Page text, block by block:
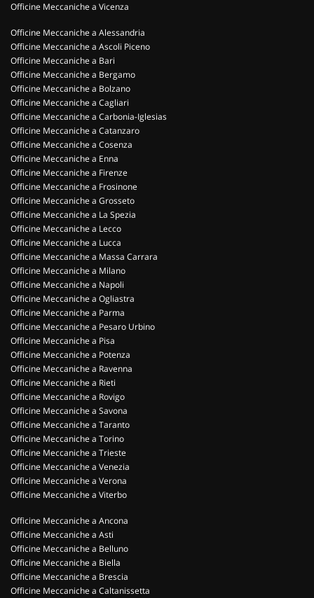
Officine Meccaniche a Vicenza
Officine Meccaniche a Alessandria
Officine Meccaniche a Ascoli Piceno
Officine Meccaniche a Bari
Officine Meccaniche a Bergamo
Officine Meccaniche a Bolzano
Officine Meccaniche a Cagliari
Officine Meccaniche a Carbonia-Iglesias
Officine Meccaniche a Catanzaro
Officine Meccaniche a Cosenza
Officine Meccaniche a Enna
Officine Meccaniche a Firenze
Officine Meccaniche a Frosinone
Officine Meccaniche a Grosseto
Officine Meccaniche a La Spezia
Officine Meccaniche a Lecco
Officine Meccaniche a Lucca
Officine Meccaniche a Massa Carrara
Officine Meccaniche a Milano
Officine Meccaniche a Napoli
Officine Meccaniche a Ogliastra
Officine Meccaniche a Parma
Officine Meccaniche a Pesaro Urbino
Officine Meccaniche a Pisa
Officine Meccaniche a Potenza
Officine Meccaniche a Ravenna
Officine Meccaniche a Rieti
Officine Meccaniche a Rovigo
Officine Meccaniche a Savona
Officine Meccaniche a Taranto
Officine Meccaniche a Torino
Officine Meccaniche a Trieste
Officine Meccaniche a Venezia
Officine Meccaniche a Verona
Officine Meccaniche a Viterbo
Officine Meccaniche a Ancona
Officine Meccaniche a Asti
Officine Meccaniche a Belluno
Officine Meccaniche a Biella
Officine Meccaniche a Brescia
Officine Meccaniche a Caltanissetta